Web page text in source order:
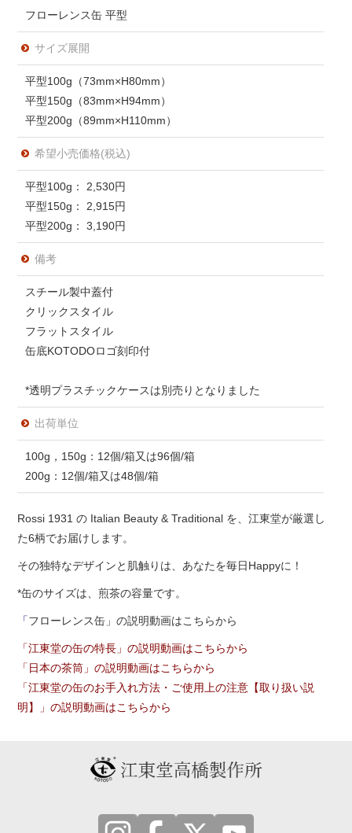
フローレンス缶 平型
サイズ展開
平型100g（73mm×H80mm）
平型150g（83mm×H94mm）
平型200g（89mm×H110mm）
希望小売価格(税込)
平型100g： 2,530円
平型150g： 2,915円
平型200g： 3,190円
備考
スチール製中蓋付
クリックスタイル
フラットスタイル
缶底KOTODOロゴ刻印付
*透明プラスチックケースは別売りとなりました
出荷単位
100g，150g：12個/箱又は96個/箱
200g：12個/箱又は48個/箱
Rossi 1931 の Italian Beauty & Traditional を、江東堂が厳選し
た6柄でお届けします。
その独特なデザインと肌触りは、あなたを毎日Happyに！
*缶のサイズは、煎茶の容量です。
「フローレンス缶」の説明動画はこちらから
「江東堂の缶の特長」の説明動画はこちらから
「 日本の茶筒」の説明動画はこちらから
「江東堂の缶のお手入れ方法・ご使用上の注意【取り扱い説
明】」の説明動画はこちらから